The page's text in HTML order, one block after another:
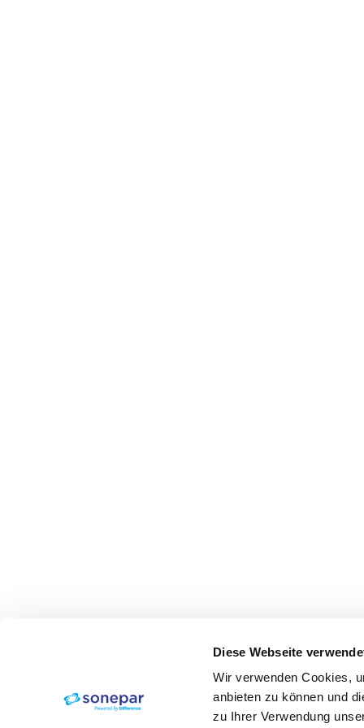
Diese Webseite
Wir verwenden Cookies,
anbieten zu können und
zu Ihrer Verwendung